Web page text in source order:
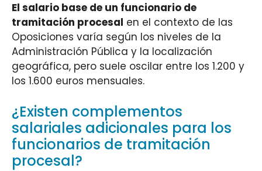
El salario base de un funcionario de
tramitación procesal en el contexto de las
Oposiciones varía según los niveles de la
Administración Pública y la localización
geográfica, pero suele oscilar entre los 1.200 y
los 1.600 euros mensuales.
¿Existen complementos
salariales adicionales para los
funcionarios de tramitación
procesal?